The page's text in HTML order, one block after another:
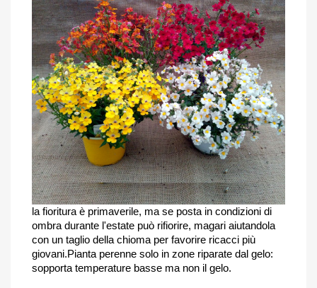
la fioritura è primaverile, ma se posta in condizioni di
ombra durante l'estate può rifiorire, magari aiutandola
con un taglio della chioma per favorire ricacci più
giovani.Pianta perenne solo in zone riparate dal gelo:
sopporta temperature basse ma non il gelo.